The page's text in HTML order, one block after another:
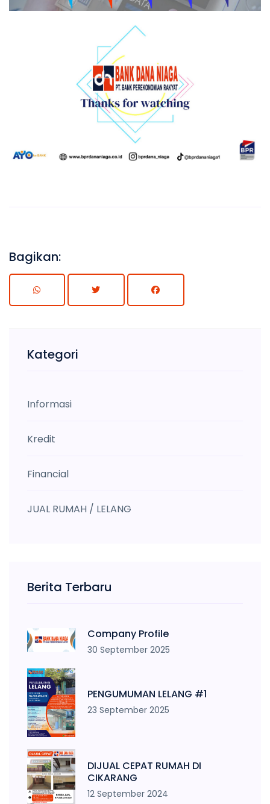
Bagikan:
Kategori
Informasi
Kredit
Financial
JUAL RUMAH / LELANG
Berita Terbaru
Company Profile
30 September 2025
PENGUMUMAN LELANG #1
23 September 2025
DIJUAL CEPAT RUMAH DI
CIKARANG
12 September 2024